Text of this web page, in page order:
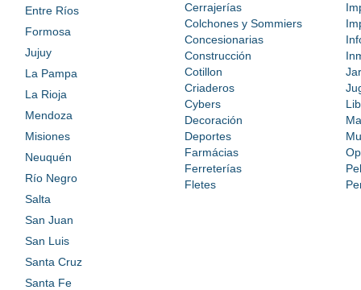
Entre Ríos
Formosa
Jujuy
La Pampa
La Rioja
Mendoza
Misiones
Neuquén
Río Negro
Salta
San Juan
San Luis
Santa Cruz
Santa Fe
Cerrajerías
Colchones y Sommiers
Concesionarias
Construcción
Cotillon
Criaderos
Cybers
Decoración
Deportes
Farmácias
Ferreterías
Fletes